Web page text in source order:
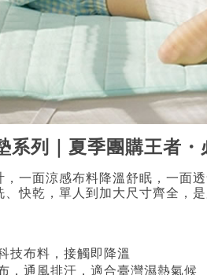
系列｜夏季團購王者・
，一面涼感布料降溫舒眠，一面
快乾，單人到加大尺寸齊全，
技布料，接觸即降溫
，通風排汗，適合臺灣濕熱氣候